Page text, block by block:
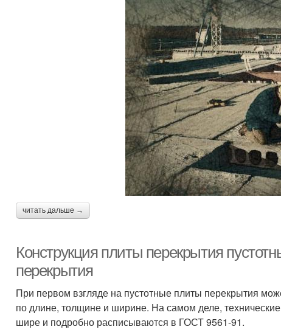
читать дальше →
Конструкция плиты перекрытия
перекрытия
При первом взгляде на пустотные плиты перекрытия
по длине, толщине и ширине. На самом деле,
шире и подробно расписываются в ГОСТ 9561-91.